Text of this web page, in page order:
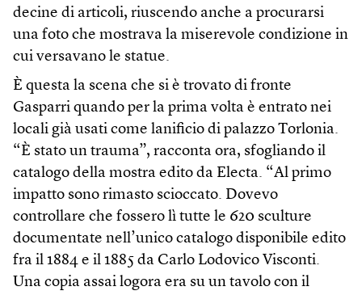
decine di articoli, riuscendo anche a procurarsi
una foto che mostrava la miserevole condizione in
cui versavano le statue.
È questa la scena che si è trovato di fronte
Gasparri quando per la prima volta è entrato nei
locali già usati come lanificio di palazzo Torlonia.
“È stato un trauma”, racconta ora, sfogliando il
catalogo della mostra edito da Electa. “Al primo
impatto sono rimasto scioccato. Dovevo
controllare che fossero lì tutte le 620 sculture
documentate nell’unico catalogo disponibile edito
fra il 1884 e il 1885 da Carlo Lodovico Visconti.
Una copia assai logora era su un tavolo con il